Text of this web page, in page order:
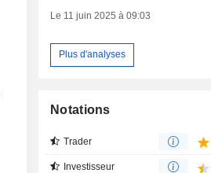
Le 11 juin 2025 à 09:03
Plus d'analyses
Notations
Trader
Investisseur